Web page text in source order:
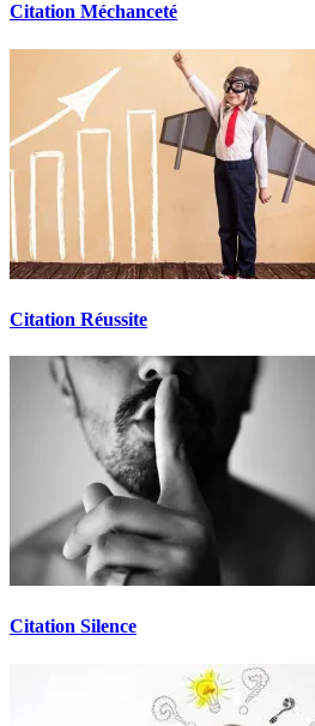
Citation Méchanceté
Citation Réussite
Citation Silence